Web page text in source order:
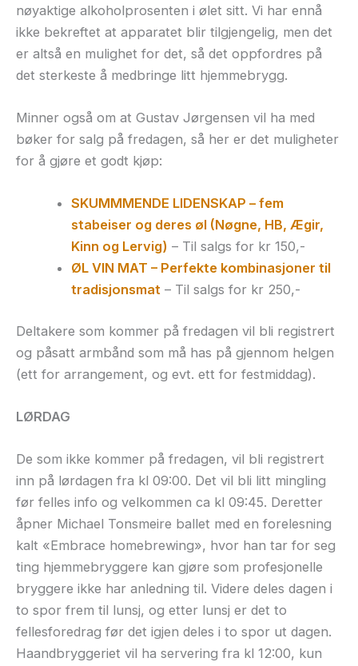
nøyaktige alkoholprosenten i ølet sitt. Vi har ennå
ikke bekreftet at apparatet blir tilgjengelig, men det
er altså en mulighet for det, så det oppfordres på
det sterkeste å medbringe litt hjemmebrygg.
Minner også om at Gustav Jørgensen vil ha med
bøker for salg på fredagen, så her er det muligheter
for å gjøre et godt kjøp:
SKUMMMENDE LIDENSKAP – fem
stabeiser og deres øl (Nøgne, HB, Ægir,
Kinn og Lervig) – Til salgs for kr 150,-
ØL VIN MAT – Perfekte kombinasjoner til
tradisjonsmat – Til salgs for kr 250,-
Deltakere som kommer på fredagen vil bli registrert
og påsatt armbånd som må has på gjennom helgen
(ett for arrangement, og evt. ett for festmiddag).
LØRDAG
De som ikke kommer på fredagen, vil bli registrert
inn på lørdagen fra kl 09:00. Det vil bli litt mingling
før felles info og velkommen ca kl 09:45. Deretter
åpner Michael Tonsmeire ballet med en forelesning
kalt «Embrace homebrewing», hvor han tar for seg
ting hjemmebryggere kan gjøre som profesjonelle
bryggere ikke har anledning til. Videre deles dagen i
to spor frem til lunsj, og etter lunsj er det to
fellesforedrag før det igjen deles i to spor ut dagen.
Haandbryggeriet vil ha servering fra kl 12:00, kun